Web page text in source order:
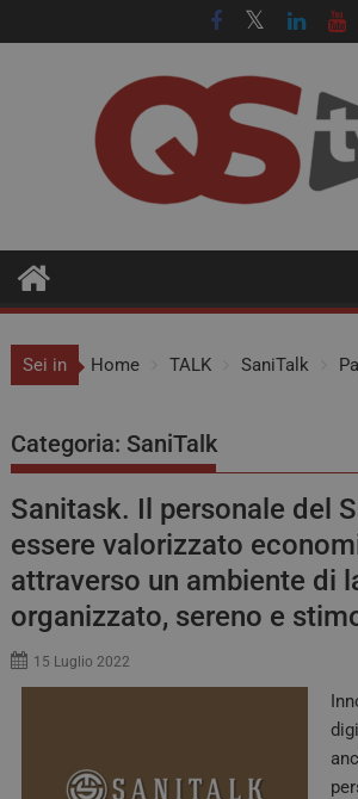
Sei in Home TALK SaniTalk
Categoria: SaniTalk
Sanitask. Il personale del
essere valorizzato
attraverso un ambiente di
organizzato, sereno e
15 Luglio 2022